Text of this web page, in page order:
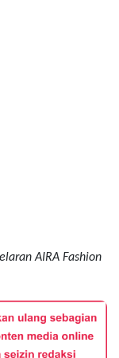
AIRA Fashion